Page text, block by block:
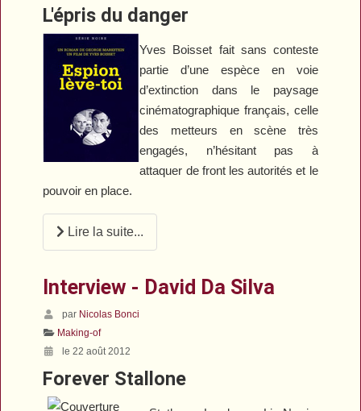
L'épris du danger
Yves Boisset fait sans conteste
partie d’une espèce en voie
d’extinction dans le paysage
cinématographique français, celle
des metteurs en scène très
engagés, n’hésitant pas à
attaquer de front les autorités et le
pouvoir en place.
Lire la suite...
Interview - David Da Silva
par Nicolas Bonci
Making-of
le 22 août 2012
Forever Stallone